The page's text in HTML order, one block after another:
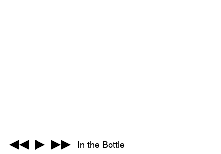
In the Bottle
Track 1 von 7: In the Bottle